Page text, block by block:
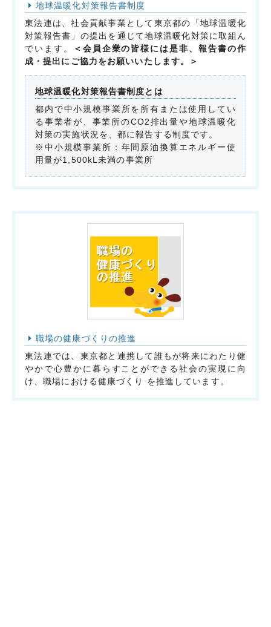
地球温暖化対策報告書制度
東法連は、社会貢献事業として東京都の「地球温暖化
対策報告書」の提出を通じて地球温暖化対策に取組ん
でいます。
＜会員企業の皆様には是非、報告書の作
成・提出にご協力をお願いいたします。＞
地球温暖化対策報告書制度とは
都内で中小規模事業所を所有または使用してい
る事業者が、事業所のCO2排出量や地球温暖化
対策の実施状況を、都に報告する制度です。
※中小規模事業所：年間原油換算エネルギー使
用量が1,500kL未満の事業所
職場の健康づくりの推進
東法連では、東京都と連携して誰もが将来にわたり健
やかで心豊かに暮らすことができる社会の実現に向
け、職場における健康づくり を推進しています。